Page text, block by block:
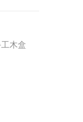
木盒